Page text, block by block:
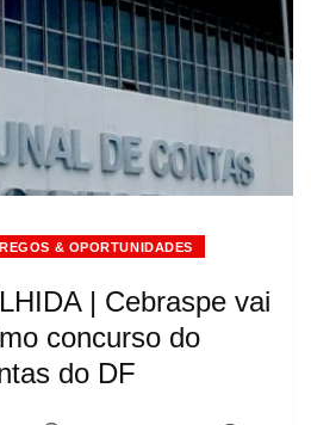
& OPORTUNIDADES
| Cebraspe vai
concurso do
do DF